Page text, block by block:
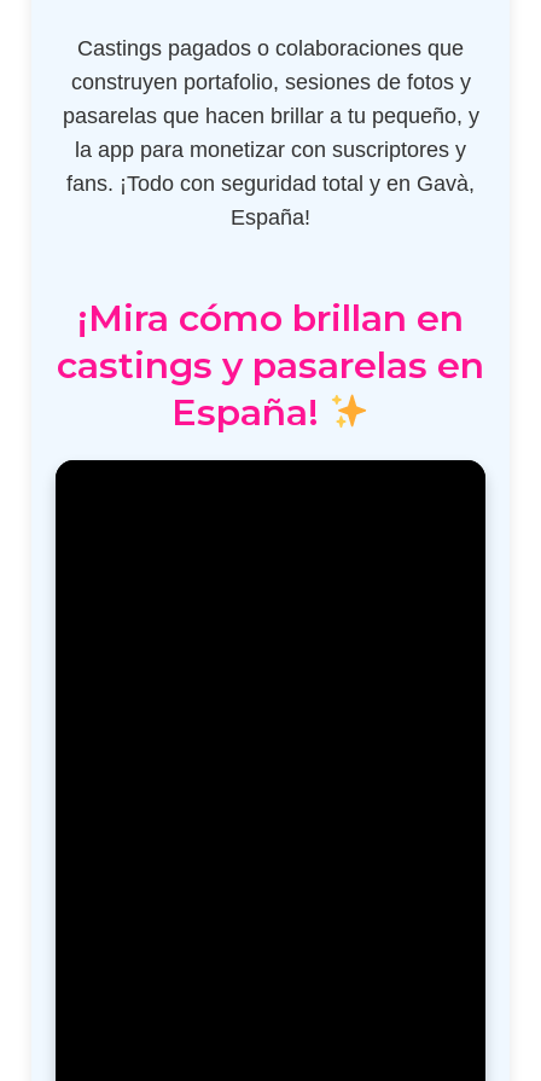
Castings pagados o colaboraciones que
construyen portafolio, sesiones de fotos y
pasarelas que hacen brillar a tu pequeño, y
la app para monetizar con suscriptores y
fans. ¡Todo con seguridad total y en Gavà,
España!
¡Mira cómo brillan en
castings y pasarelas en
España!